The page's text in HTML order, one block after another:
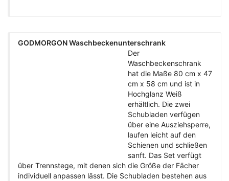
GODMORGON Waschbeckenunterschrank
Der
Waschbeckenschrank
hat die Maße 80 cm x 47
cm x 58 cm und ist in
Hochglanz Weiß
erhältlich. Die zwei
Schubladen verfügen
über eine Ausziehsperre,
laufen leicht auf den
Schienen und schließen
sanft. Das Set verfügt
über Trennstege, mit denen sich die Größe der Fächer
individuell anpassen lässt. Die Schubladen bestehen aus